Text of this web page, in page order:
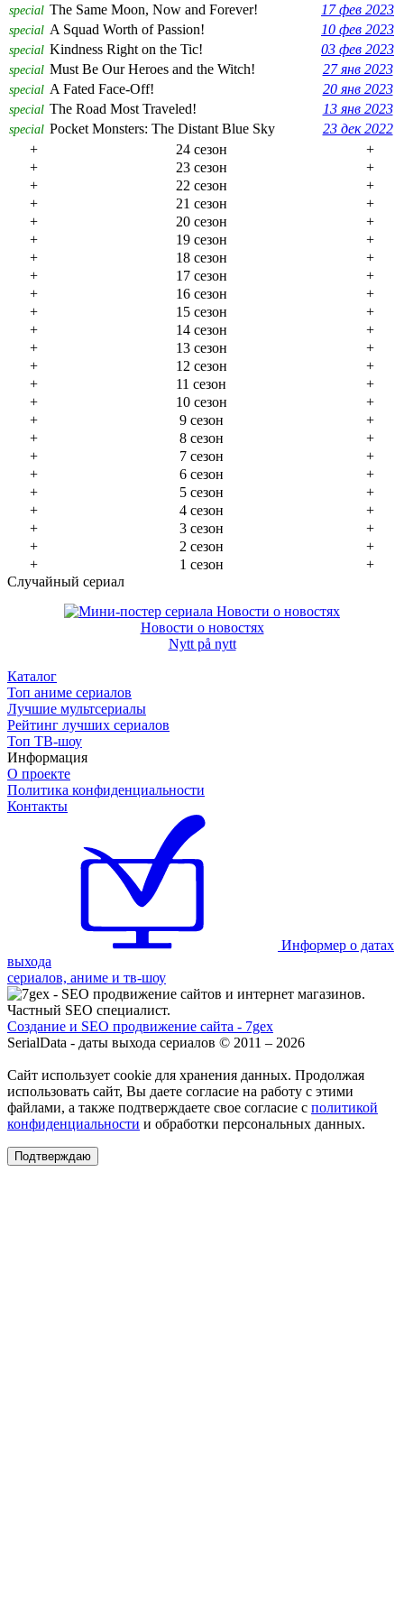
special The Same Moon, Now and Forever! 17 фев 2023
special A Squad Worth of Passion! 10 фев 2023
special Kindness Right on the Tic! 03 фев 2023
special Must Be Our Heroes and the Witch! 27 янв 2023
special A Fated Face-Off! 20 янв 2023
special The Road Most Traveled! 13 янв 2023
special Pocket Monsters: The Distant Blue Sky
23 дек 2022
+
24 сезон
+
+
23 сезон
+
+
22 сезон
+
+
21 сезон
+
+
20 сезон
+
+
19 сезон
+
+
18 сезон
+
+
17 сезон
+
+
16 сезон
+
+
15 сезон
+
+
14 сезон
+
+
13 сезон
+
+
12 сезон
+
+
11 сезон
+
+
10 сезон
+
+
9 сезон
+
+
8 сезон
+
+
7 сезон
+
+
6 сезон
+
+
5 сезон
+
+
4 сезон
+
+
3 сезон
+
+
2 сезон
+
+
1 сезон
+
Случайный сериал
Новости о новостях
Nytt på nytt
Каталог
Топ аниме сериалов
Лучшие мультсериалы
Рейтинг лучших сериалов
Топ ТВ-шоу
Информация
О проекте
Политика конфиденциальности
Контакты
Информер о датах
выхода
сериалов, аниме и тв-шоу
Создание и SEO продвижение сайта - 7gex
SerialData - даты выхода сериалов © 2011 – 2026
Сайт использует cookie для хранения данных. Продолжая
использовать сайт, Вы даете согласие на работу с этими
файлами, а также подтверждаете свое согласие с политикой
конфиденциальности и обработки персональных данных.
Подтверждаю